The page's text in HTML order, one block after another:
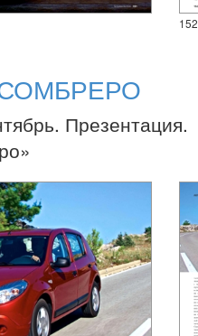
152
Презентация.